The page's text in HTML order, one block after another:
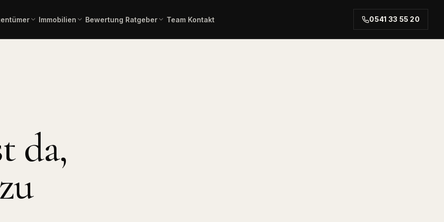
neuer Bauvorhaben.
Reitanlagen.
Immobilien
Forward,
Bewertung Ratgeber Team Kontakt 0541 33 55 20
da,